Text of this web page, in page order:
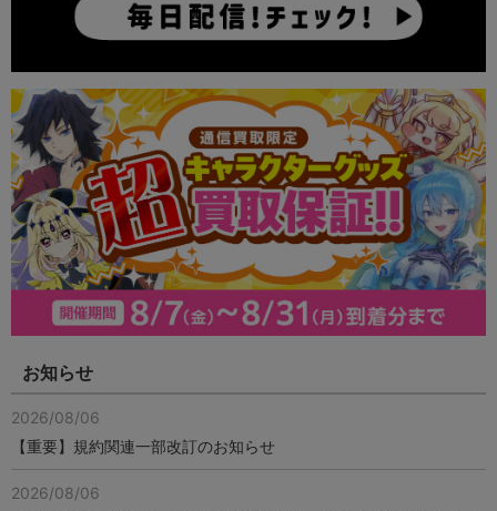
お知らせ
2026/08/06
【重要】規約関連一部改訂のお知らせ
2026/08/06